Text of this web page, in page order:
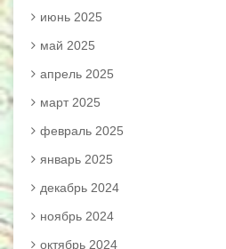
июнь 2025
май 2025
апрель 2025
март 2025
февраль 2025
январь 2025
декабрь 2024
ноябрь 2024
октябрь 2024